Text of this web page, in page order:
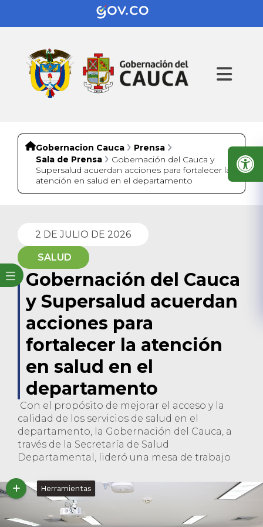
Gobernacion Cauca
Prensa
Sala de Prensa
Gobernación del Cauca y
Supersalud acuerdan acciones para fortalecer la
atención en salud en el departamento
2 DE JULIO DE 2026
SALUD
Gobernación del Cauca
y Supersalud acuerdan
acciones para
fortalecer la atención
en salud en el
departamento
Con el propósito de mejorar el acceso y la
calidad de los servicios de salud en el
departamento, la Gobernación del Cauca, a
través de la Secretaría de Salud
Departamental, lideró una mesa de trabajo
Herramientas